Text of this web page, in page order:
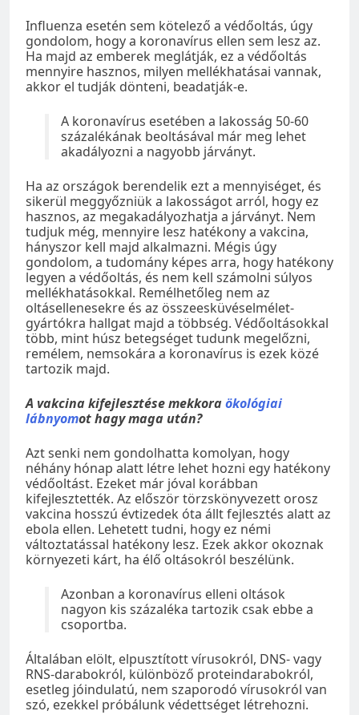
Influenza esetén sem kötelező a védőoltás, úgy
gondolom, hogy a koronavírus ellen sem lesz az.
Ha majd az emberek meglátják, ez a védőoltás
mennyire hasznos, milyen mellékhatásai vannak,
akkor el tudják dönteni, beadatják-e.
A koronavírus esetében a lakosság 50-60
százalékának beoltásával már meg lehet
akadályozni a nagyobb járványt.
Ha az országok berendelik ezt a mennyiséget, és
sikerül meggyőzniük a lakosságot arról, hogy ez
hasznos, az megakadályozhatja a járványt. Nem
tudjuk még, mennyire lesz hatékony a vakcina,
hányszor kell majd alkalmazni. Mégis úgy
gondolom, a tudomány képes arra, hogy hatékony
legyen a védőoltás, és nem kell számolni súlyos
mellékhatásokkal. Remélhetőleg nem az
oltásellenesekre és az összeesküvéselmélet-
gyártókra hallgat majd a többség. Védőoltásokkal
több, mint húsz betegséget tudunk megelőzni,
remélem, nemsokára a koronavírus is ezek közé
tartozik majd.
A vakcina kifejlesztése mekkoraökológiai
lábnyomot hagy maga után?
Azt senki nem gondolhatta komolyan, hogy
néhány hónap alatt létre lehet hozni egy hatékony
védőoltást. Ezeket már jóval korábban
kifejlesztették. Az először törzskönyvezett orosz
vakcina hosszú évtizedek óta állt fejlesztés alatt az
ebola ellen. Lehetett tudni, hogy ez némi
változtatással hatékony lesz. Ezek akkor okoznak
környezeti kárt, ha élő oltásokról beszélünk.
Azonban a koronavírus elleni oltások
nagyon kis százaléka tartozik csak ebbe a
csoportba.
Általában elölt, elpusztított vírusokról, DNS- vagy
RNS-darabokról, különböző proteindarabokról,
esetleg jóindulatú, nem szaporodó vírusokról van
szó, ezekkel próbálunk védettséget létrehozni.